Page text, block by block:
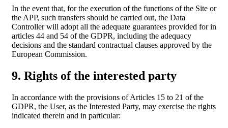
In the event that, for the execution of the functions of the Site or
the APP, such transfers should be carried out, the Data
Controller will adopt all the adequate guarantees provided for in
articles 44 and 54 of the GDPR, including the adequacy
decisions and the standard contractual clauses approved by the
European Commission.
9. Rights of the interested party
In accordance with the provisions of Articles 15 to 21 of the
GDPR, the User, as the Interested Party, may exercise the rights
indicated therein and in particular: